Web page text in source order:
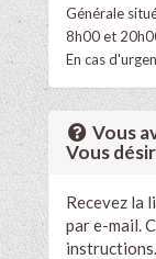
Générale
8h00 et
En cas
Vous
Vous
Recevez la
par e-mail.
instructions.